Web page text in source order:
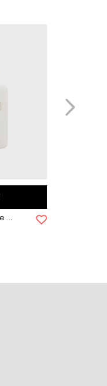
Loção Corporal Portus Cale Gold & Blue | 300mL